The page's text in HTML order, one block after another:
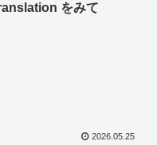
をみて
2026.05.25